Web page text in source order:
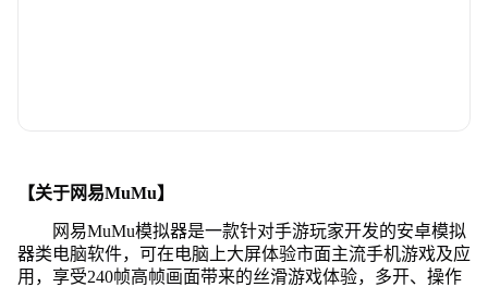
【关于网易MuMu】
网易MuMu模拟器是一款针对手游玩家开发的安卓模拟
器类电脑软件，可在电脑上大屏体验市面主流手机游戏及应
用，享受240帧高帧画面带来的丝滑游戏体验，多开、操作